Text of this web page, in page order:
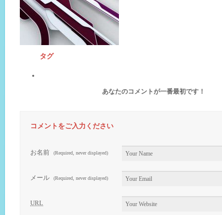
タグ
あなたのコメントが一番最初です！
コメントをご入力ください
お名前 (Required, never displayed)
メール (Required, never displayed)
URL